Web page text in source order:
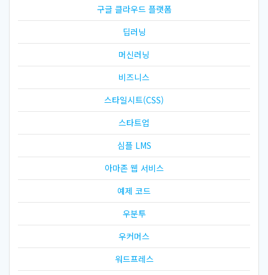
구글 클라우드 플랫폼
딥러닝
머신러닝
비즈니스
스타일시트(CSS)
스타트업
심플 LMS
아마존 웹 서비스
예제 코드
우분투
우커머스
워드프레스